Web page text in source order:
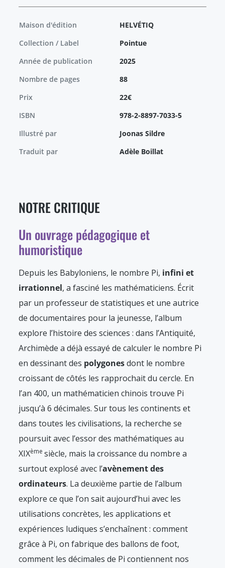
Maison d'édition
HELVÉTIQ
Collection / Label
Pointue
Année de publication
2025
Nombre de pages
88
Prix
22€
ISBN
978-2-8897-7033-5
Illustré par
Joonas Sildre
Traduit par
Adèle Boillat
NOTRE CRITIQUE
Un ouvrage pédagogique et
humoristique
Depuis les Babyloniens, le nombre Pi, infini et
irrationnel, a fasciné les mathématiciens. Écrit
par un professeur de statistiques et une autrice
de documentaires pour la jeunesse, l’album
explore l’histoire des sciences : dans l’Antiquité,
Archimède a déjà essayé de calculer le nombre Pi
en dessinant des polygonesdont le nombre
croissant de côtés les rapprochait du cercle. En
l’an 400, un mathématicien chinois trouve Pi
jusqu’à 6 décimales. Sur tous les continents et
dans toutes les civilisations, la recherche se
poursuit avec l’essor des mathématiques au
XIXème siècle, mais la croissance du nombre a
surtout explosé avec l’avènement des
ordinateurs. La deuxième partie de l’album
explore ce que l’on sait aujourd’hui avec les
utilisations concrètes, les applications et
expériences ludiques s’enchaînent : comment
grâce à Pi, on fabrique des ballons de foot,
comment les décimales de Pi contiennent nos